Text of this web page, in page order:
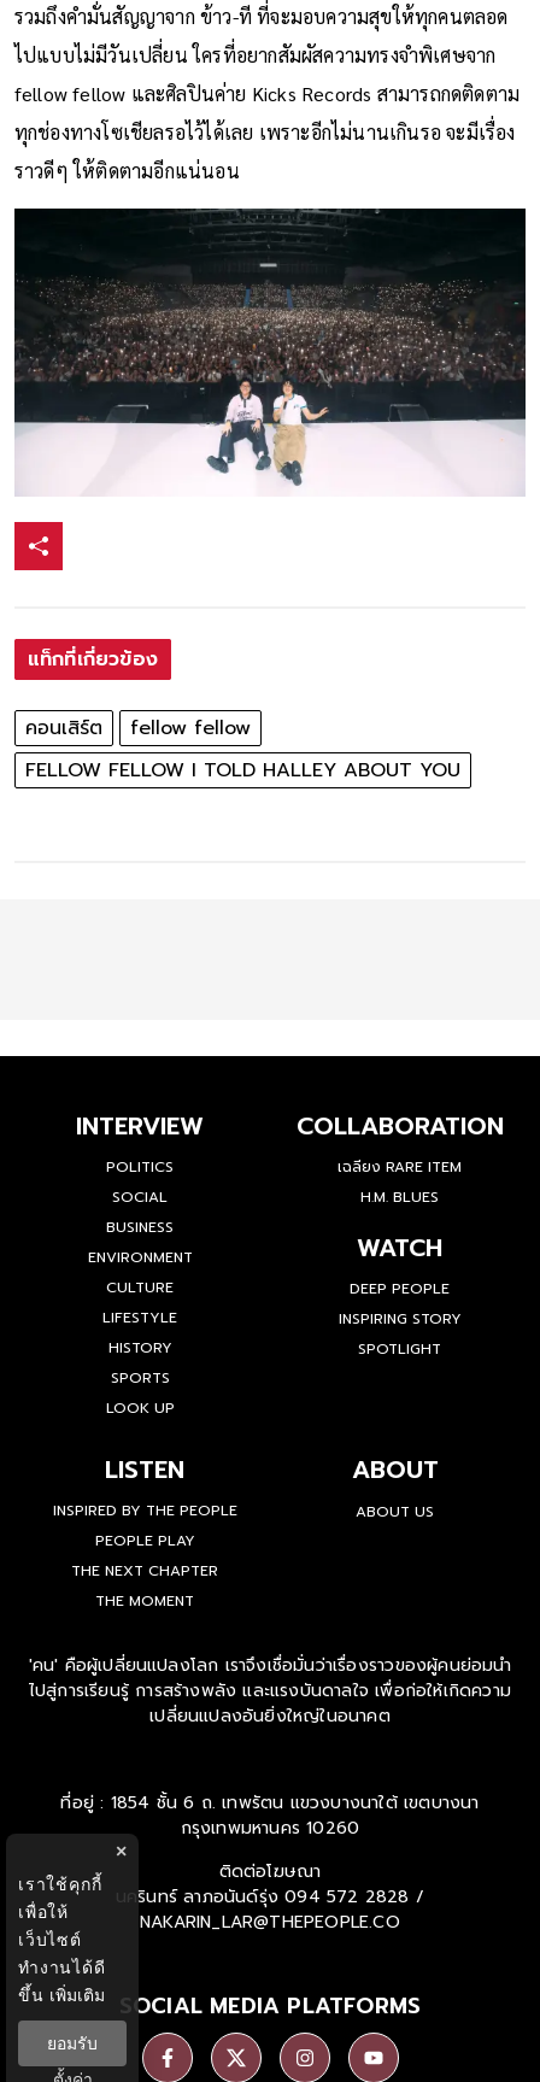
รวมถึงคำมั่นสัญญาจาก ข้าว-ที ที่จะมอบความสุขให้ทุกคนตลอด
ไปแบบไม่มีวันเปลี่ยน ใครที่อยากสัมผัสความทรงจำพิเศษจาก
fellow fellow และศิลปินค่าย Kicks Records สามารถกดติดตาม
ทุกช่องทางโซเชียลรอไว้ได้เลย เพราะอีกไม่นานเกินรอ จะมีเรื่อง
ราวดีๆ ให้ติดตามอีกแน่นอน
แท็กที่เกี่ยวข้อง
คอนเสิร์ต
fellow fellow
FELLOW FELLOW I TOLD HALLEY ABOUT YOU
INTERVIEW
POLITICS
SOCIAL
BUSINESS
ENVIRONMENT
CULTURE
LIFESTYLE
HISTORY
SPORTS
LOOK UP
COLLABORATION
เฉลียง RARE ITEM
H.M. BLUES
WATCH
DEEP PEOPLE
INSPIRING STORY
SPOTLIGHT
LISTEN
INSPIRED BY THE PEOPLE
PEOPLE PLAY
THE NEXT CHAPTER
THE MOMENT
ABOUT
ABOUT US
'คน' คือผู้เปลี่ยนแปลงโลก เราจึงเชื่อมั่นว่าเรื่องราวของผู้คนย่อมนำ
ไปสู่การเรียนรู้ การสร้างพลัง และแรงบันดาลใจ เพื่อก่อให้เกิดความ
เปลี่ยนแปลงอันยิ่งใหญ่ในอนาคต
ที่อยู่ : 1854 ชั้น 6 ถ. เทพรัตน แขวงบางนาใต้ เขตบางนา
กรุงเทพมหานคร 10260
ติดต่อโฆษณา
นครินทร์ ลาภอนันด์รุ่ง 094 572 2828 /
NAKARIN_LAR@THEPEOPLE.CO
SOCIAL MEDIA PLATFORMS
×
เราใช้คุกกี้
เพื่อให้
เว็บไซต์
ทำงานได้ดี
ขึ้น เพิ่มเติม
ยอมรับ